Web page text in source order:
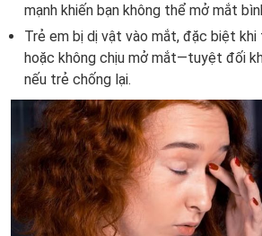
mạnh khiến bạn không thể mở mắt
Trẻ em bị dị vật vào mắt, đặc biệt khi
hoặc không chịu mở mắt—tuyệt đối
nếu trẻ chống lại.